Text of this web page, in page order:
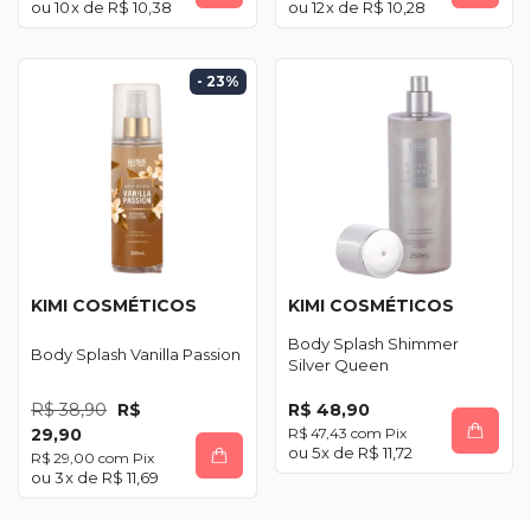
10x de R$ 10,38 12x de R$ 10,28
- 23%
KIMI COSMÉTICOS
Body Splash Vanilla Passion
R$ 38,90 R$
29,90
R$ 29,00 com Pix
3x de R$ 11,69
KIMI COSMÉTICOS
Body Splash Shimmer
Silver Queen
R$ 48,90
R$ 47,43 com Pix
5x de R$ 11,72